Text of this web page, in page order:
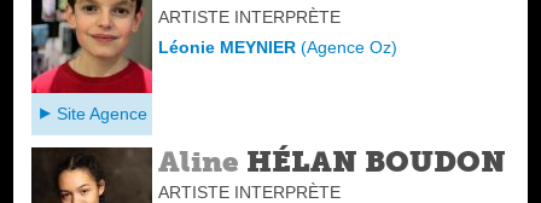
ARTISTE INTERPRÈTE
Léonie MEYNIER(Agence Oz)
Site Agence
Aline HÉLAN BOUDON
ARTISTE INTERPRÈTE